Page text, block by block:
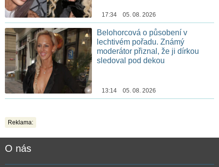
17:34 05. 08. 2026
Belohorcová o působení v
lechtivém pořadu. Známý
moderátor přiznal, že ji dírkou
sledoval pod dekou
13:14 05. 08. 2026
Reklama:
O nás